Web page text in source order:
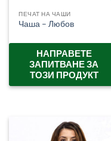
ПЕЧАТ НА ЧАШИ
Чаша – Любов
НАПРАВЕТЕ
ЗАПИТВАНЕ ЗА
ТОЗИ ПРОДУКТ